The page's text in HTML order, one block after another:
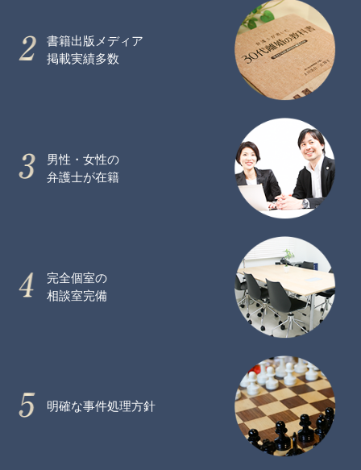
書籍出版メディア
掲載実績多数
男性・女性の
弁護士が在籍
完全個室の
相談室完備
明確な事件処理方針